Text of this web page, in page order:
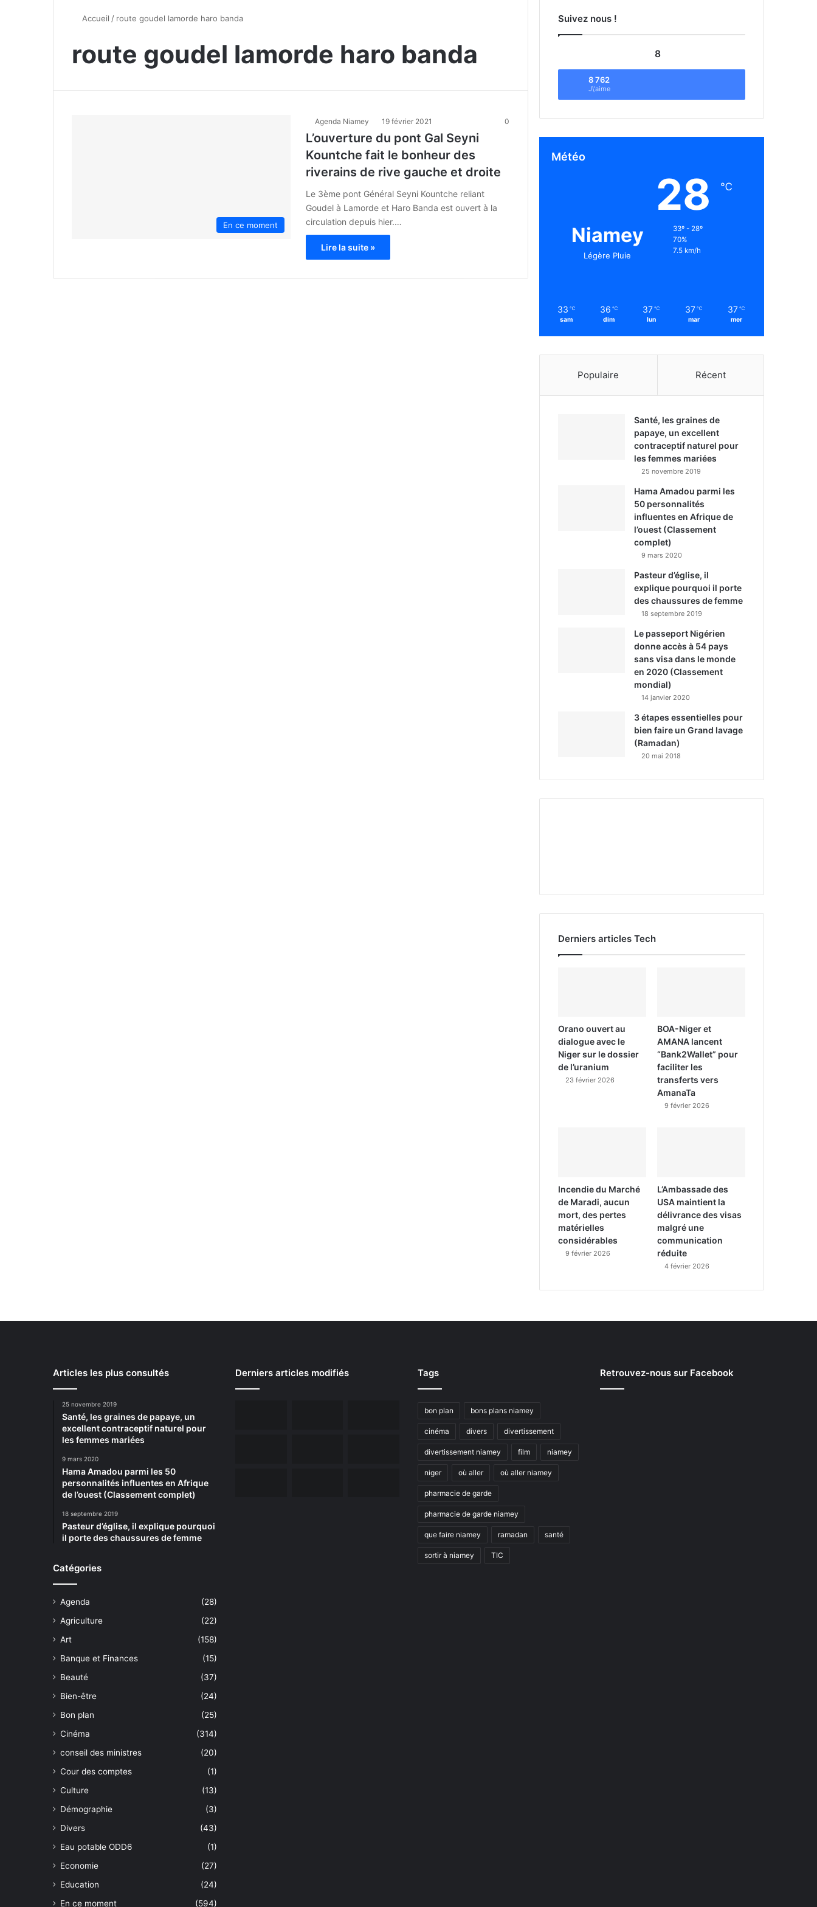
Accueil / route goudel lamorde haro banda
route goudel lamorde haro banda
En ce moment
Agenda Niamey 19 février 2021 0
L’ouverture du pont Gal Seyni
Kountche fait le bonheur des
riverains de rive gauche et droite
Le 3ème pont Général Seyni Kountche reliant
Goudel à Lamorde et Haro Banda est ouvert à la
circulation depuis hier.…
Lire la suite »
Suivez nous !
8
8 762
J\'aime
Météo
Niamey
Légère Pluie
28 ℃
33º - 28º
70%
7.5 km/h
33 ℃
sam
36 ℃
dim
37 ℃
lun
37 ℃
mar
37 ℃
mer
Populaire Récent
Santé, les graines de
papaye, un excellent
contraceptif naturel pour
les femmes mariées
25 novembre 2019
Hama Amadou parmi les
50 personnalités
influentes en Afrique de
l’ouest (Classement
complet)
9 mars 2020
Pasteur d’église, il
explique pourquoi il porte
des chaussures de femme
18 septembre 2019
Le passeport Nigérien
donne accès à 54 pays
sans visa dans le monde
en 2020 (Classement
mondial)
14 janvier 2020
3 étapes essentielles pour
bien faire un Grand lavage
(Ramadan)
20 mai 2018
Derniers articles Tech
Orano ouvert au
dialogue avec le
Niger sur le dossier
de l’uranium
23 février 2026
BOA-Niger et
AMANA lancent
“Bank2Wallet” pour
faciliter les
transferts vers
AmanaTa
9 février 2026
Incendie du Marché
de Maradi, aucun
mort, des pertes
matérielles
considérables
9 février 2026
L’Ambassade des
USA maintient la
délivrance des visas
malgré une
communication
réduite
4 février 2026
Articles les plus consultés
25 novembre 2019
Santé, les graines de papaye, un
excellent contraceptif naturel pour
les femmes mariées
9 mars 2020
Hama Amadou parmi les 50
personnalités influentes en Afrique
de l’ouest (Classement complet)
18 septembre 2019
Pasteur d’église, il explique pourquoi
il porte des chaussures de femme
Catégories
Agenda
(28)
Agriculture
(22)
Art
(158)
Banque et Finances
(15)
Beauté
(37)
Bien-être
(24)
Bon plan
(25)
Cinéma
(314)
conseil des ministres
(20)
Cour des comptes
(1)
Culture
(13)
Démographie
(3)
Divers
(43)
Eau potable ODD6
(1)
Economie
(27)
Education
(24)
En ce moment
(594)
Derniers articles modifiés Tags
bon plan bons plans niamey
cinéma divers divertissement
divertissement niamey film niamey
niger où aller où aller niamey
pharmacie de garde
pharmacie de garde niamey
que faire niamey ramadan santé
sortir à niamey TIC
Retrouvez-nous sur Facebook